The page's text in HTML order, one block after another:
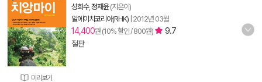
미리보기
성희수, 정재윤(지은이)
알에이치코리아(RHK) 2012년 03월
14,400원 (10% 할인 / 800원)
9.7
절판